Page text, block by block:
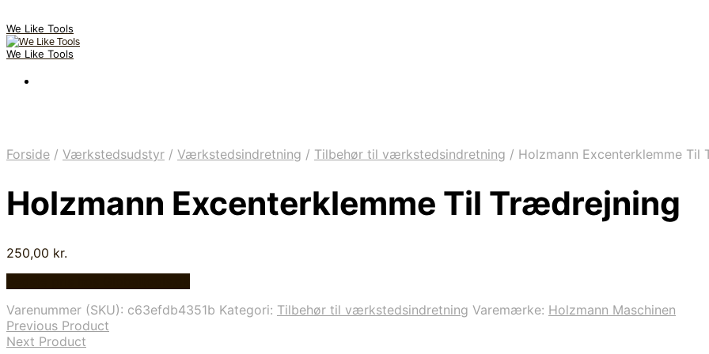
We Like Tools
We Like Tools
Forside / Værkstedsudstyr / Værkstedsindretning / Tilbehør til værkstedsindretning / Holzmann Excenterklemme Til
Holzmann Excenterklemme Til Trædrejning
250,00 kr.
Varenummer (SKU): c63efdb4351b Kategori: Tilbehør til værkstedsindretning Varemærke: Holzmann Maschinen
Previous Product
Next Product